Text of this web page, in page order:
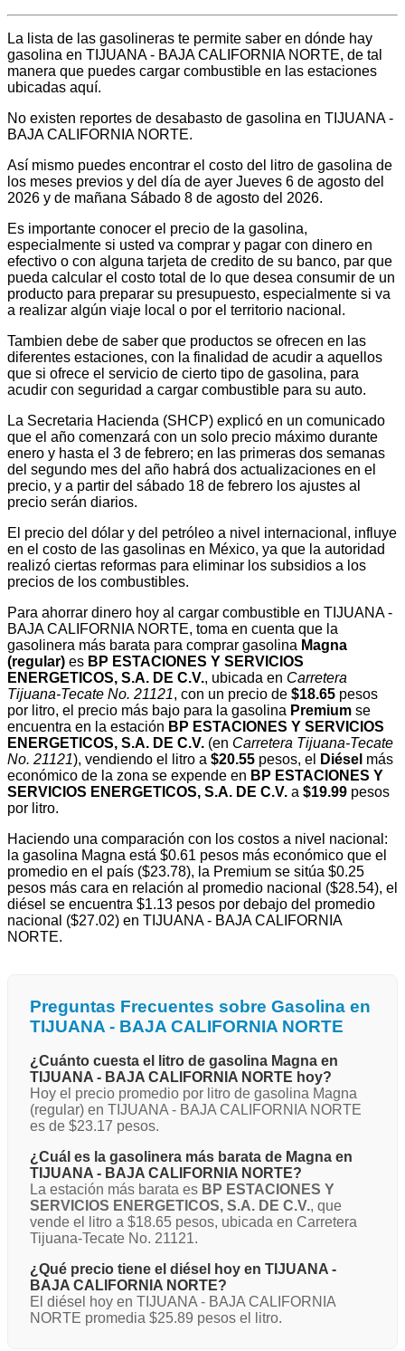
La lista de las gasolineras te permite saber en dónde hay
gasolina en TIJUANA - BAJA CALIFORNIA NORTE, de tal
manera que puedes cargar combustible en las estaciones
ubicadas aquí.
No existen reportes de desabasto de gasolina en TIJUANA -
BAJA CALIFORNIA NORTE.
Así mismo puedes encontrar el costo del litro de gasolina de
los meses previos y del día de ayer Jueves 6 de agosto del
2026 y de mañana Sábado 8 de agosto del 2026.
Es importante conocer el precio de la gasolina,
especialmente si usted va comprar y pagar con dinero en
efectivo o con alguna tarjeta de credito de su banco, par que
pueda calcular el costo total de lo que desea consumir de un
producto para preparar su presupuesto, especialmente si va
a realizar algún viaje local o por el territorio nacional.
Tambien debe de saber que productos se ofrecen en las
diferentes estaciones, con la finalidad de acudir a aquellos
que si ofrece el servicio de cierto tipo de gasolina, para
acudir con seguridad a cargar combustible para su auto.
La Secretaria Hacienda (SHCP) explicó en un comunicado
que el año comenzará con un solo precio máximo durante
enero y hasta el 3 de febrero; en las primeras dos semanas
del segundo mes del año habrá dos actualizaciones en el
precio, y a partir del sábado 18 de febrero los ajustes al
precio serán diarios.
El precio del dólar y del petróleo a nivel internacional, influye
en el costo de las gasolinas en México, ya que la autoridad
realizó ciertas reformas para eliminar los subsidios a los
precios de los combustibles.
Para ahorrar dinero hoy al cargar combustible en TIJUANA -
BAJA CALIFORNIA NORTE, toma en cuenta que la
gasolinera más barata para comprar gasolina Magna
(regular) es BP ESTACIONES Y SERVICIOS
ENERGETICOS, S.A. DE C.V., ubicada en Carretera
Tijuana-Tecate No. 21121, con un precio de $18.65 pesos
por litro, el precio más bajo para la gasolina Premium se
encuentra en la estación BP ESTACIONES Y SERVICIOS
ENERGETICOS, S.A. DE C.V. (en Carretera Tijuana-Tecate
No. 21121), vendiendo el litro a $20.55 pesos, el Diésel más
económico de la zona se expende en BP ESTACIONES Y
SERVICIOS ENERGETICOS, S.A. DE C.V. a $19.99 pesos
por litro.
Haciendo una comparación con los costos a nivel nacional:
la gasolina Magna está $0.61 pesos más económico que el
promedio en el país ($23.78), la Premium se sitúa $0.25
pesos más cara en relación al promedio nacional ($28.54), el
diésel se encuentra $1.13 pesos por debajo del promedio
nacional ($27.02) en TIJUANA - BAJA CALIFORNIA
NORTE.
Preguntas Frecuentes sobre Gasolina en
TIJUANA - BAJA CALIFORNIA NORTE
¿Cuánto cuesta el litro de gasolina Magna en
TIJUANA - BAJA CALIFORNIA NORTE hoy?
Hoy el precio promedio por litro de gasolina Magna
(regular) en TIJUANA - BAJA CALIFORNIA NORTE
es de $23.17 pesos.
¿Cuál es la gasolinera más barata de Magna en
TIJUANA - BAJA CALIFORNIA NORTE?
La estación más barata es BP ESTACIONES Y
SERVICIOS ENERGETICOS, S.A. DE C.V., que
vende el litro a $18.65 pesos, ubicada en Carretera
Tijuana-Tecate No. 21121.
¿Qué precio tiene el diésel hoy en TIJUANA -
BAJA CALIFORNIA NORTE?
El diésel hoy en TIJUANA - BAJA CALIFORNIA
NORTE promedia $25.89 pesos el litro.